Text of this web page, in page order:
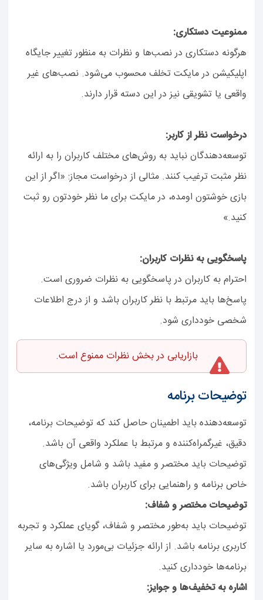
ممنوعیت دستکاری:
هرگونه دستکاری در نصب‌ها و نظرات به منظور تغییر جایگاه
اپلیکیشن در مایکت تخلف محسوب می‌شود. نصب‌های غیر
واقعی یا تشویقی نیز در این دسته قرار دارند.
درخواست نظر از کاربر:
توسعه‌دهندگان نباید به روش‌های مختلف کاربران را به ارائه
نظر مثبت ترغیب کنند. مثالی از درخواست مجاز: «اگر از این
بازی خوشتون اومده، در مایکت برای ما نظر خودتون رو ثبت
کنید.»
پاسخگویی به نظرات کاربران:
احترام به کاربران در پاسخگویی به نظرات ضروری است.
پاسخ‌ها باید مرتبط با نظر کاربران باشد و از درج اطلاعات
شخصی خودداری شود.
بازاریابی در بخش نظرات ممنوع است.
توضیحات برنامه
توسعه‌دهنده باید اطمینان حاصل کند که توضیحات برنامه،
دقیق، غیرگمراه‌کننده و مرتبط با عملکرد واقعی آن باشد.
توضیحات باید مختصر و مفید باشد و شامل ویژگی‌های
خاص برنامه و راهنمایی برای کاربران باشد.
توضیحات مختصر و شفاف:
توضیحات باید به‌طور مختصر و شفاف، گویای عملکرد و تجربه
کاربری برنامه باشد. از ارائه جزئیات بی‌مورد یا اشاره به سایر
برنامه‌ها خودداری کنید.
اشاره به تخفیف‌ها و جوایز: